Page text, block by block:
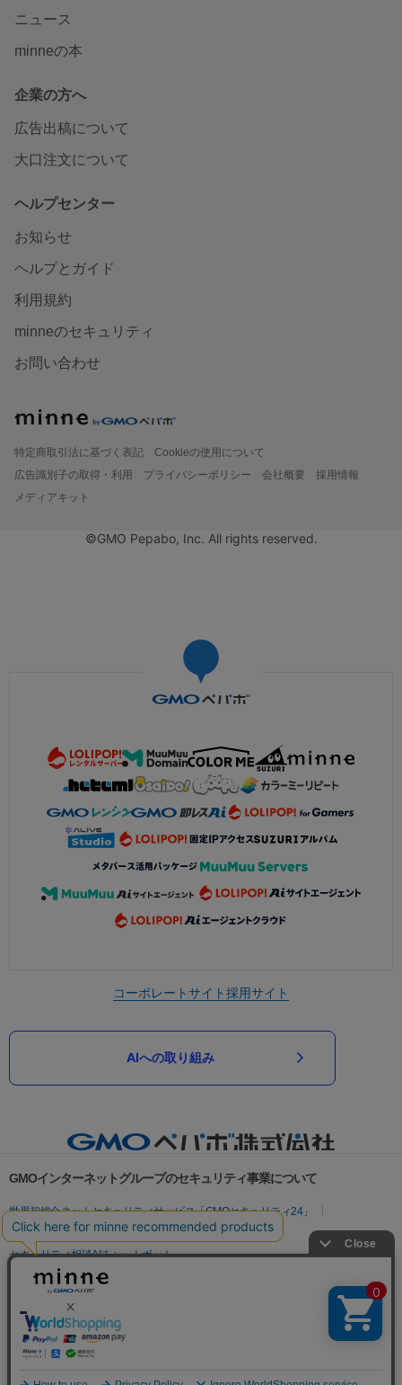
ニュース
minneの本
企業の方へ
広告出稿について
大口注文について
ヘルプセンター
お知らせ
ヘルプとガイド
利用規約
minneのセキュリティ
お問い合わせ
特定商取引法に基づく表記
Cookieの使用について
広告識別子の取得・利用
プライバシーポリシー 会社概要
採用情報
メディアキット
©GMO Pepabo, Inc. All rights reserved.
コーポレートサイト採用サイト
AIへの取り組み
GMOインターネットグループのセキュリティ事業について
世界初総合ネットセキュリティサービス「GMOセキュリティ24」
パスワード漏洩診断
Webサイトリスク診断
セキュリティ相談AIチャットボット
実在証明・盗聴対策
サイバー攻撃対策（GMO Flatt Security）
セキュリティ事業の軌跡